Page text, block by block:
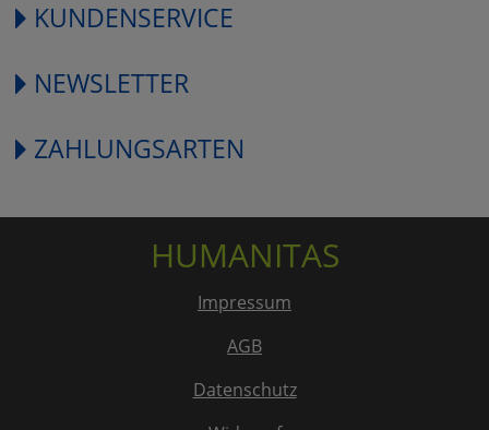
KUNDENSERVICE
NEWSLETTER
ZAHLUNGSARTEN
HUMANITAS
Impressum
AGB
Datenschutz